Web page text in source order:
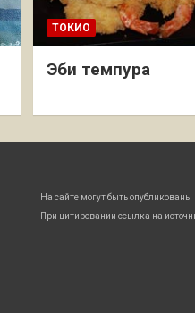
ТОКИО
Эби темпура
На сайте могут быть
При цитировании ссылка на